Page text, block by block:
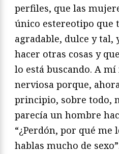
perfiles, que las
único estereotipo que
agradable, dulce y tal,
hacer otras cosas y
lo está buscando. A
nerviosa porque,
principio, sobre todo,
parecía un hombre
“¿Perdón, por qué me
hablas mucho de